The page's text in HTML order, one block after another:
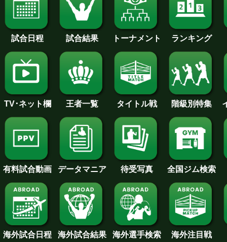
試合日程 試合結果 トーナメント ランキング
TV･ネット欄 王者一覧 タイトル戦 階級別特集
有料試合動画 データマニア 待受写真 全国ジム検索
海外試合日程 海外試合結果 海外選手検索 海外注目戦